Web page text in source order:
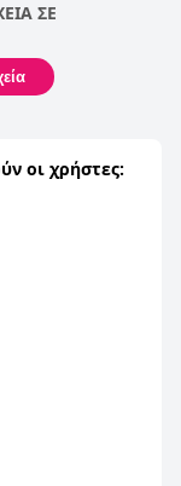
ΣΕ
οι χρήστες: